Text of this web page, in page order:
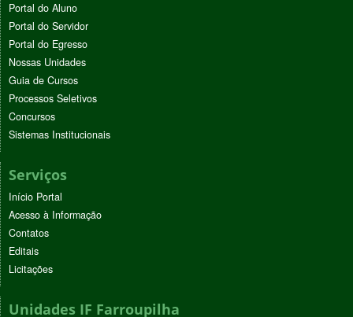
Portal do Aluno
Portal do Servidor
Portal do Egresso
Nossas Unidades
Guia de Cursos
Processos Seletivos
Concursos
Sistemas Institucionais
Serviços
Início Portal
Acesso à Informação
Contatos
Editais
Licitações
Unidades IF Farroupilha